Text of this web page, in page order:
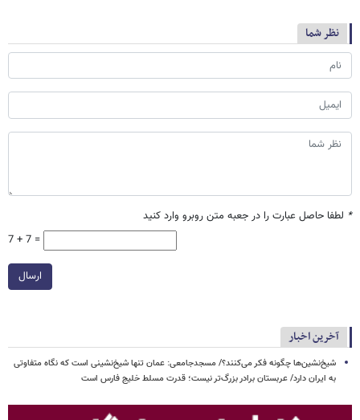
نظر شما
* لطفا حاصل عبارت را در جعبه متن روبرو وارد کنید
7 + 7 =
ارسال
آخرین اخبار
شیخ‌نشین‌ها چگونه فکر می‌کنند؟/ مسجدجامعی: عمان تنها شیخ‌نشینی است که نگاه متفاوتی
به ایران دارد/ عربستان برادر بزرگ‌تر نیست؛ قدرت مسلط خلیج فارس است